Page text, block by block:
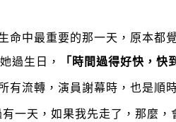
命中最重要的那一天，原本都
過生日，
「時間過得好快，快
流轉，演員謝幕時，也是順
一天，如果我先走了，那麼，